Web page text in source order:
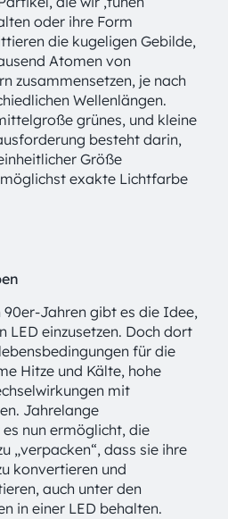
oder ihre Form
die kugeligen Gebilde,
Atomen von
zusammensetzen, je nach
Wellenlängen.
grünes, und kleine
besteht darin,
Größe
exakte Lichtfarbe
90er-Jahren gibt es die Idee,
LED einzusetzen. Doch dort
für die
Hitze und Kälte, hohe
mit
Jahrelange
nun ermöglicht, die
„verpacken“, dass sie ihre
konvertieren und
auch unter den
in einer LED behalten.